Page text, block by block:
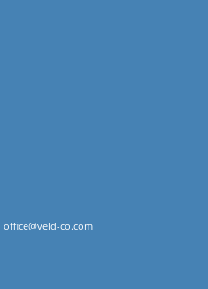
office@veld-co.com